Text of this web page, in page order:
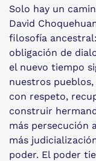
Solo hay un
David
filosofía
obligación de
el nuevo tiempo
nuestros
con respeto,
construir
más persecución
más
poder. El poder